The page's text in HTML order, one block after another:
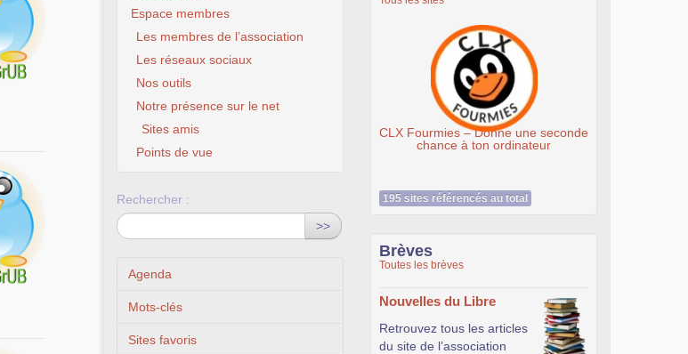
Espace membres
Les membres de l’association
Les réseaux sociaux
Nos outils
Notre présence sur le net
Sites amis
Points de vue
Rechercher :
>>
Agenda
Mots-clés
Sites favoris
CLX Fourmies – Donne une seconde
Association Éthiciel
195 sites référencés au total
Brèves
Toutes les brèves
Nouvelles du Libre
Retrouvez tous les articles
du site de l’association